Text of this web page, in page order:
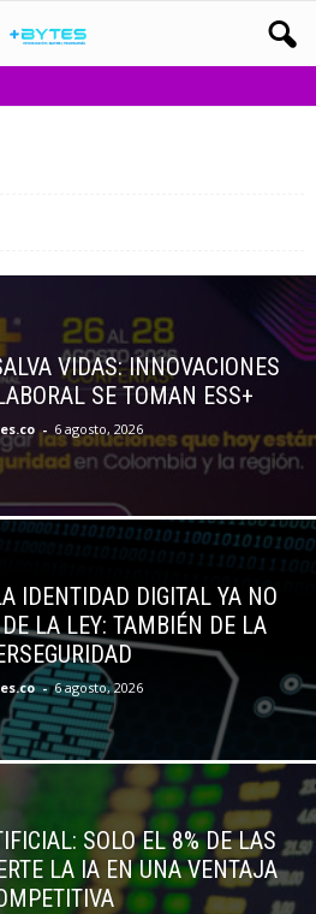
VIDAS: INNOVACIONES
SE TOMAN ESS+
- 6 agosto, 2026
IDENTIDAD DIGITAL YA NO
LA LEY: TAMBIÉN DE LA
- 6 agosto, 2026
SOLO EL 8% DE LAS
LA IA EN UNA VENTAJA